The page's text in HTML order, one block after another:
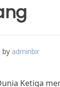
by adminbir
Ketiga